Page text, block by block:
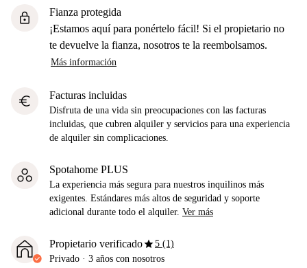
lock
Fianza protegida
¡Estamos aquí para ponértelo fácil! Si el propietario no
te devuelve la fianza, nosotros te la reembolsamos.
Más información
euro Facturas incluidas
Disfruta de una vida sin preocupaciones con las facturas
incluidas, que cubren alquiler y servicios para una experiencia
de alquiler sin complicaciones.
Spotahome PLUS
La experiencia más segura para nuestros inquilinos más
exigentes. Estándares más altos de seguridad y soporte
adicional durante todo el alquiler. Ver más
Propietario verificadostar5 (1)
Privado · 3 años con nosotros